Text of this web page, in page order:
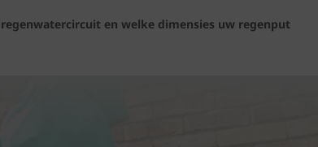
en welke dimensies uw regenput